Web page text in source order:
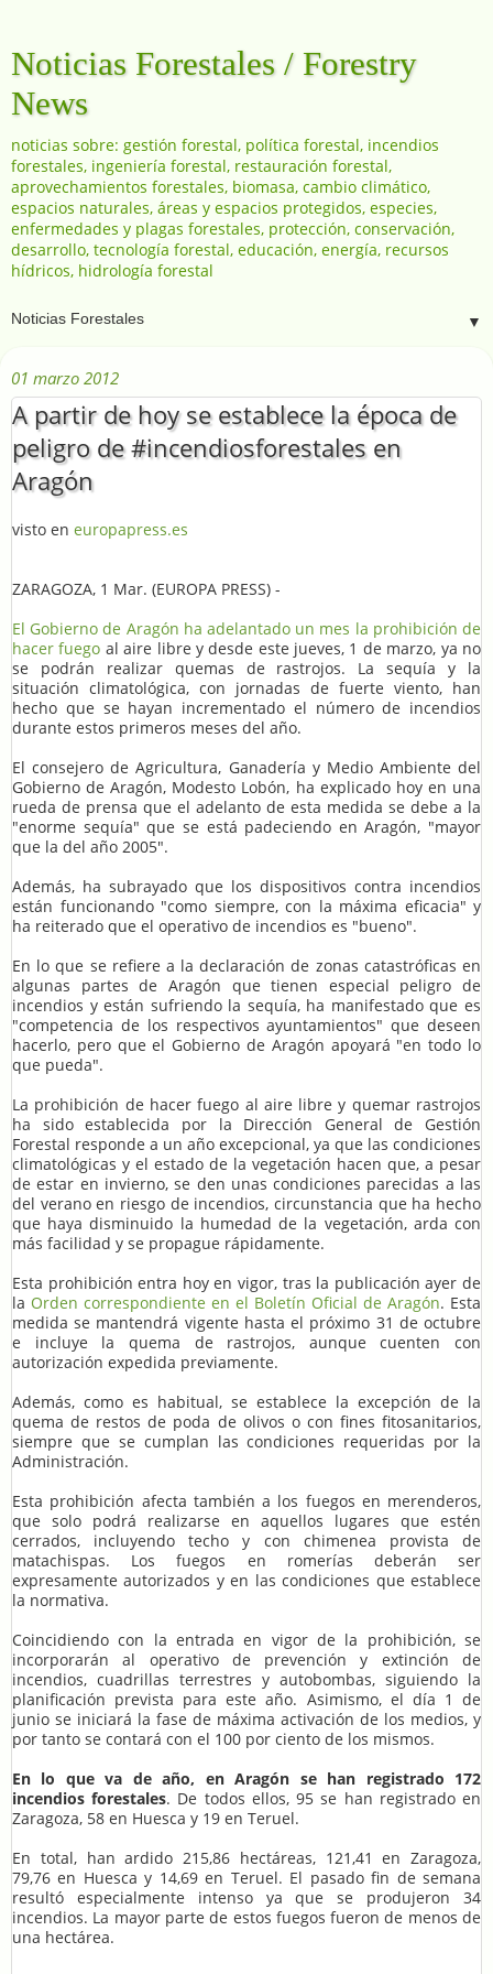
Noticias Forestales / Forestry
News
noticias sobre: gestión forestal, política forestal, incendios
forestales, ingeniería forestal, restauración forestal,
aprovechamientos forestales, biomasa, cambio climático,
espacios naturales, áreas y espacios protegidos, especies,
enfermedades y plagas forestales, protección, conservación,
desarrollo, tecnología forestal, educación, energía, recursos
hídricos, hidrología forestal
▼
01 marzo 2012
A partir de hoy se establece la época de
peligro de #incendiosforestales en
Aragón
visto en europapress.es
ZARAGOZA, 1 Mar. (EUROPA PRESS) -
El Gobierno de Aragón ha adelantado un mes la prohibición de
hacer fuego al aire libre y desde este jueves, 1 de marzo, ya no
se podrán realizar quemas de rastrojos. La sequía y la
situación climatológica, con jornadas de fuerte viento, han
hecho que se hayan incrementado el número de incendios
durante estos primeros meses del año.
El consejero de Agricultura, Ganadería y Medio Ambiente del
Gobierno de Aragón, Modesto Lobón, ha explicado hoy en una
rueda de prensa que el adelanto de esta medida se debe a la
"enorme sequía" que se está padeciendo en Aragón, "mayor
que la del año 2005".
Además, ha subrayado que los dispositivos contra incendios
están funcionando "como siempre, con la máxima eficacia" y
ha reiterado que el operativo de incendios es "bueno".
En lo que se refiere a la declaración de zonas catastróficas en
algunas partes de Aragón que tienen especial peligro de
incendios y están sufriendo la sequía, ha manifestado que es
"competencia de los respectivos ayuntamientos" que deseen
hacerlo, pero que el Gobierno de Aragón apoyará "en todo lo
que pueda".
La prohibición de hacer fuego al aire libre y quemar rastrojos
ha sido establecida por la Dirección General de Gestión
Forestal responde a un año excepcional, ya que las condiciones
climatológicas y el estado de la vegetación hacen que, a pesar
de estar en invierno, se den unas condiciones parecidas a las
del verano en riesgo de incendios, circunstancia que ha hecho
que haya disminuido la humedad de la vegetación, arda con
más facilidad y se propague rápidamente.
Esta prohibición entra hoy en vigor, tras la publicación ayer de
la Orden correspondiente en el Boletín Oficial de Aragón. Esta
medida se mantendrá vigente hasta el próximo 31 de octubre
e incluye la quema de rastrojos, aunque cuenten con
autorización expedida previamente.
Además, como es habitual, se establece la excepción de la
quema de restos de poda de olivos o con fines fitosanitarios,
siempre que se cumplan las condiciones requeridas por la
Administración.
Esta prohibición afecta también a los fuegos en merenderos,
que solo podrá realizarse en aquellos lugares que estén
cerrados, incluyendo techo y con chimenea provista de
matachispas. Los fuegos en romerías deberán ser
expresamente autorizados y en las condiciones que establece
la normativa.
Coincidiendo con la entrada en vigor de la prohibición, se
incorporarán al operativo de prevención y extinción de
incendios, cuadrillas terrestres y autobombas, siguiendo la
planificación prevista para este año. Asimismo, el día 1 de
junio se iniciará la fase de máxima activación de los medios, y
por tanto se contará con el 100 por ciento de los mismos.
En lo que va de año, en Aragón se han registrado 172
incendios forestales. De todos ellos, 95 se han registrado en
Zaragoza, 58 en Huesca y 19 en Teruel.
En total, han ardido 215,86 hectáreas, 121,41 en Zaragoza,
79,76 en Huesca y 14,69 en Teruel. El pasado fin de semana
resultó especialmente intenso ya que se produjeron 34
incendios. La mayor parte de estos fuegos fueron de menos de
una hectárea.